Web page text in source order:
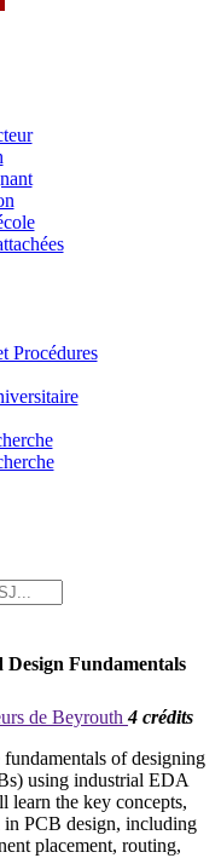
Procédures
Fundamentals
de Beyrouth4 crédits
of designing
using industrial EDA
learn the key concepts,
in PCB design, including
placement, routing,